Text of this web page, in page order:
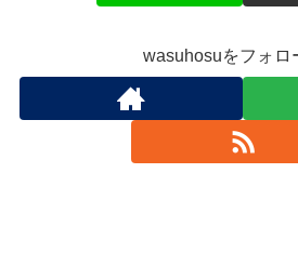
wasuhosuをフォロ